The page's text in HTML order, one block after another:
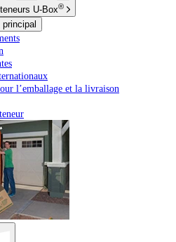
U-Box®
principal
l’emballage et la livraison